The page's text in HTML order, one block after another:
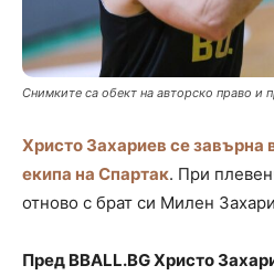
Снимките са обект на авторско право и
Христо Захариев се завърна
екипа на Спартак. При
отново с брат си Милен
Пред BBALL.BG Христо